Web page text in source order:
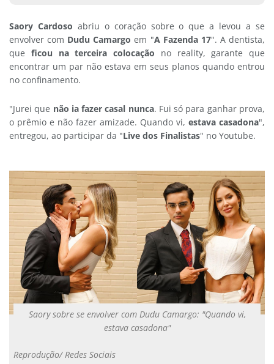
Saory Cardoso abriu o coração sobre o que a levou a se
envolver com Dudu Camargo em "A Fazenda 17". A dentista,
que ficou na terceira colocação no reality, garante que
encontrar um par não estava em seus planos quando entrou
no confinamento.
"Jurei que não ia fazer casal nunca. Fui só para ganhar prova,
o prêmio e não fazer amizade. Quando vi, estava casadona",
entregou, ao participar da "Live dos Finalistas" no Youtube.
Saory sobre se envolver com Dudu Camargo: "Quando vi,
estava casadona"
Reprodução/ Redes Sociais